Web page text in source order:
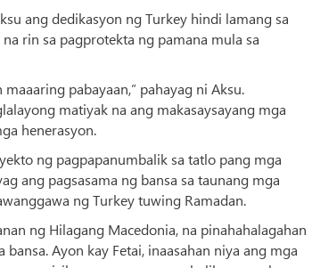
ang dedikasyon ng Turkey hindi lamang sa
rin sa pagprotekta ng pamana mula sa
pabayaan,” pahayag ni Aksu.
matiyak na ang makasaysayang mga
henerasyon.
ng pagpapanumbalik sa tatlo pang mga
ang pagsasama ng bansa sa taunang mga
ng Turkey tuwing Ramadan.
ng Hilagang Macedonia, na pinahahalagahan
Ayon kay Fetai, inaasahan niya ang mga